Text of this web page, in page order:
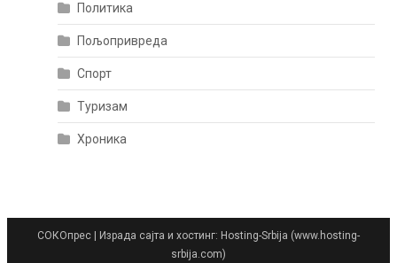
Политика
Пољопривреда
Спорт
Туризам
Хроника
СОКОпрес
Израда сајта и хостинг: Hosting-Srbija (www.hosting-
srbija.com)